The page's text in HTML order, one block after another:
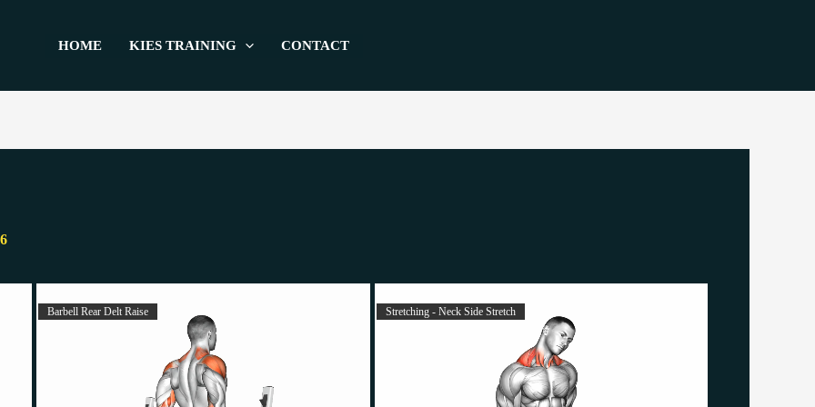
HOME KIES TRAINING CONTACT
Barbell Rear Delt Raise Stretching - Neck Side Stretch